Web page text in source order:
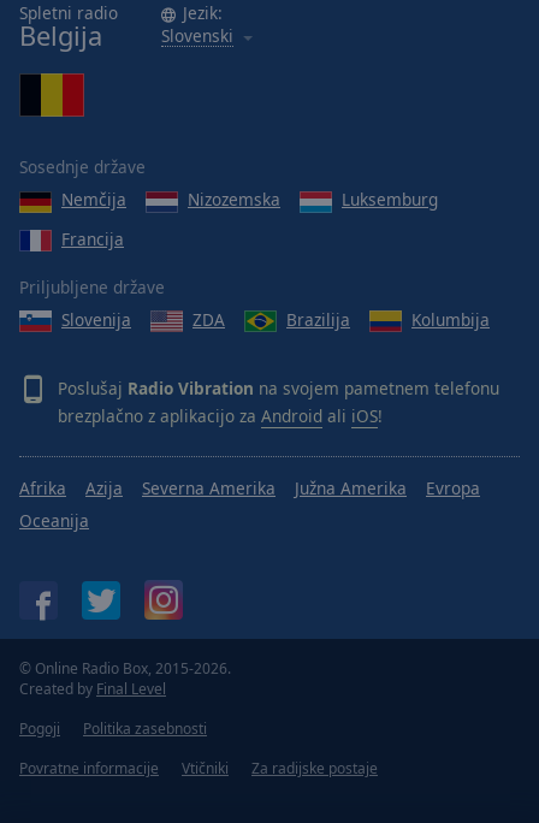
Spletni radio
Belgija
Jezik:
Slovenski
Sosednje države
Nemčija
Nizozemska
Luksemburg
Francija
Priljubljene države
Slovenija
ZDA Brazilija Kolumbija
Poslušaj Radio Vibration na svojem pametnem telefonu
brezplačno z aplikacijo za Android ali iOS!
Afrika Azija Severna Amerika Južna Amerika
Evropa
Oceanija
© Online Radio Box, 2015-2026.
Created by Final Level
Pogoji
Politika zasebnosti
Povratne informacije
Vtičniki Za radijske postaje